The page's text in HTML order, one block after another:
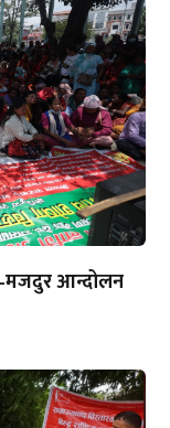
आन्दोलन